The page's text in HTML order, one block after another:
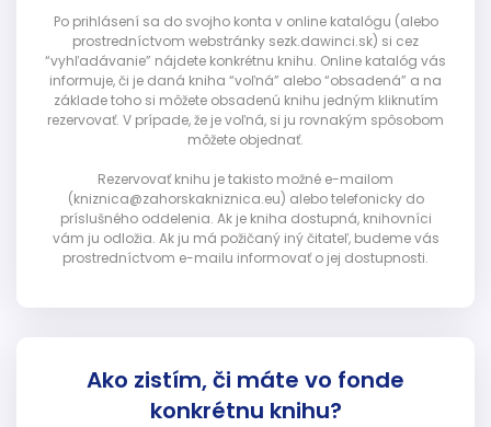
Po prihlásení sa do svojho konta v online katalógu (alebo
prostredníctvom webstránky sezk.dawinci.sk) si cez
“vyhľadávanie” nájdete konkrétnu knihu. Online katalóg vás
informuje, či je daná kniha “voľná” alebo “obsadená” a na
základe toho si môžete obsadenú knihu jedným kliknutím
rezervovať. V prípade, že je voľná, si ju rovnakým spôsobom
môžete objednať.
Rezervovať knihu je takisto možné e-mailom
(kniznica@zahorskakniznica.eu) alebo telefonicky do
príslušného oddelenia. Ak je kniha dostupná, knihovníci
vám ju odložia. Ak ju má požičaný iný čitateľ, budeme vás
prostredníctvom e-mailu informovať o jej dostupnosti.
Ako zistím, či máte vo fonde
konkrétnu knihu?